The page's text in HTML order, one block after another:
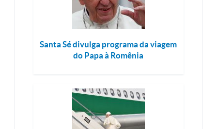
Santa Sé divulga programa da viagem
do Papa à Romênia